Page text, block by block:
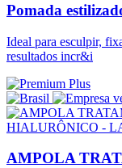
Pomada
Ideal para esculpir,
resultados incr&i
AMPOLA